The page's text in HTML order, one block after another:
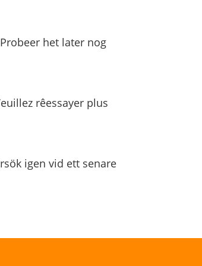
het later nog
rêessayer plus
igen vid ett senare